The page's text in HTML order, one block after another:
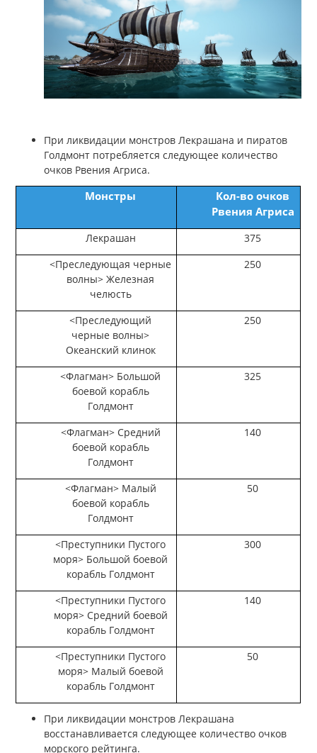
При ликвидации монстров Лекрашана и пиратов
Голдмонт потребляется следующее количество
очков Рвения Агриса.
Монстры
Кол-во очков
Рвения Агриса
Лекрашан
375
<Преследующая черные
волны> Железная
челюсть
250
<Преследующий
черные волны>
Океанский клинок
250
<Флагман> Большой
боевой корабль
Голдмонт
325
<Флагман> Средний
боевой корабль
Голдмонт
140
<Флагман> Малый
боевой корабль
Голдмонт
50
<Преступники Пустого
моря> Большой боевой
корабль Голдмонт
300
<Преступники Пустого
моря> Средний боевой
корабль Голдмонт
140
<Преступники Пустого
моря> Малый боевой
корабль Голдмонт
50
При ликвидации монстров Лекрашана
восстанавливается следующее количество очков
морского рейтинга.